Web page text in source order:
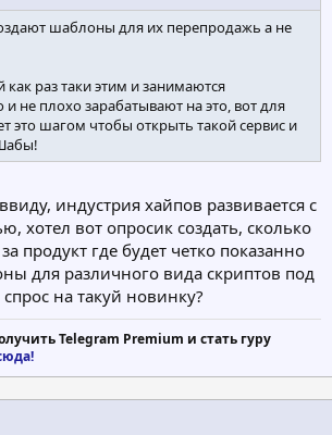
шаблоны для их перепродажь а не
как раз таки этим и занимаются
не плохо зарабатывают на это, вот для
это шагом чтобы открыть такой сервис и
индустрия хайпов развивается с
хотел вот опросик создать, сколько
продукт где будет четко показанно
для различного вида скриптов под
на такуй новинку?
Telegram Premium и стать гуру